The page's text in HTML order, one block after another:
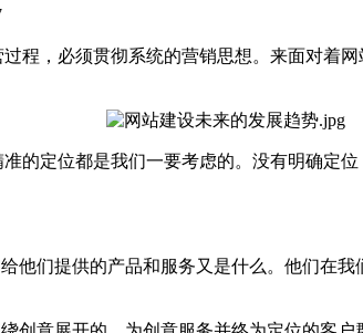
，必须贯彻系统的营销思想。来面对着
定位都是我们一要考虑的。没有明确定
们提供的产品和服务又是什么。他们在我